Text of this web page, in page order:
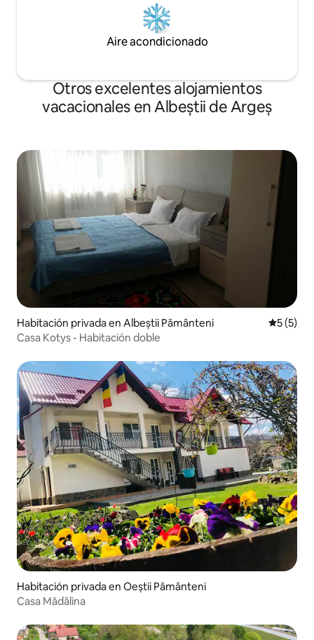
Aire acondicionado
Otros excelentes alojamientos
vacacionales en Albeștii de Argeș
Habitación privada en Albeștii Pământeni
5 (5)
Casa Kotys - Habitación doble
Habitación privada en Oeștii Pământeni
Casa Mădălina